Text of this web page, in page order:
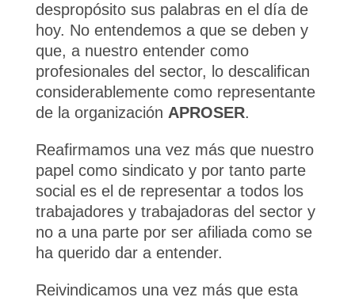
despropósito sus palabras en el día de
hoy. No entendemos a que se deben y
que, a nuestro entender como
profesionales del sector, lo descalifican
considerablemente como representante
de la organización APROSER.
Reafirmamos una vez más que nuestro
papel como sindicato y por tanto parte
social es el de representar a todos los
trabajadores y trabajadoras del sector y
no a una parte por ser afiliada como se
ha querido dar a entender.
Reivindicamos una vez más que esta